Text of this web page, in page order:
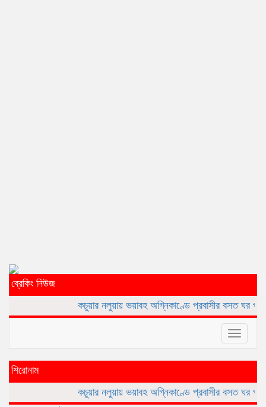
ব্রেকিং নিউজ
কচুয়ার নলুয়ায় ভয়াবহ অগ্নিকাণ্ডে প্রবাসীর বসত ঘর পুড়ে ছাই,ক্ষয়ক্ষতি
Toggle
শিরোনাম
কচুয়ার নলুয়ায় ভয়াবহ অগ্নিকাণ্ডে প্রবাসীর বসত ঘর পুড়ে ছাই,ক্ষয়ক্ষতি